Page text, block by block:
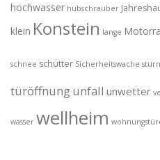
hochwasser hubschrauber
klein Konstein lange
schnee schutter Sicherheitswache
türöffnungunfall unwetter
wasser wellheim